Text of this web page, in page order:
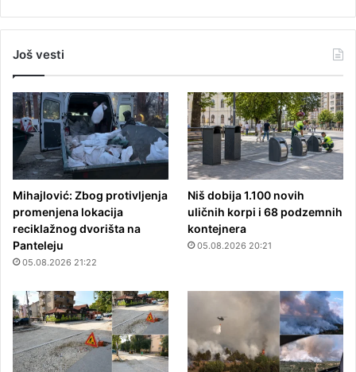
Još vesti
Mihajlović: Zbog protivljenja
promenjena lokacija
reciklažnog dvorišta na
Panteleju
05.08.2026 21:22
Niš dobija 1.100 novih
uličnih korpi i 68 podzemnih
kontejnera
05.08.2026 20:21